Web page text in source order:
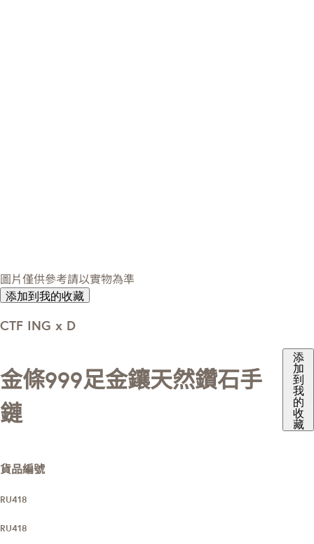
圖片僅供參考請以實物為準
添加到我的收藏
CTF ING x D
金條999足金鑲天然鑽石手
鏈
添
加
到
我
的
收
藏
貨品編號
RU418
RU418